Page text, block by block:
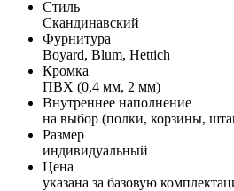
Стиль
Скандинавский
Фурнитура
Boyard, Blum, Hettich
Кромка
ПВХ (0,4 мм, 2 мм)
Внутреннее наполнение
на выбор (полки, корзины,
Размер
индивидуальный
Цена
указана за базовую